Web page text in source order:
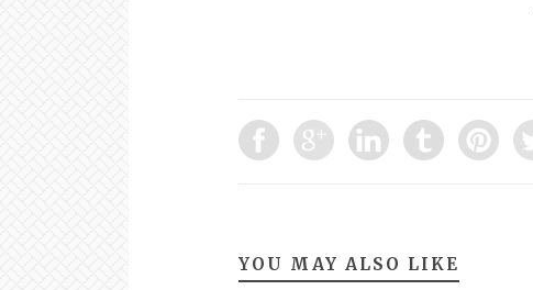
YOU MAY ALSO LIKE